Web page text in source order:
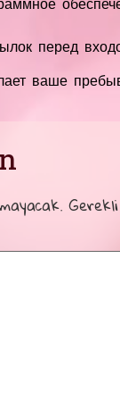
перед
ваше